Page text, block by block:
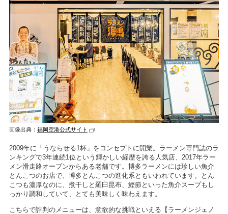
画像出典： 福岡空港公式サイト
2009年に「うならせる1杯」をコンセプトに開業。ラーメン専門誌のラ
ンキングで3年連続1位という輝かしい経歴を誇る人気店、2017年ラー
メン滑走路オープンからある老舗です。博多ラーメンには珍しい魚介
とんこつのお店で、博多とんこつの進化系ともいわれています。とん
こつも濃厚なのに、煮干しと羅臼昆布、鰹節といった魚介スープもし
っかり調和していて、とても美味しく味わえます。
こちらで評判のメニューは、意欲的な挑戦といえる【ラーメンジェノ